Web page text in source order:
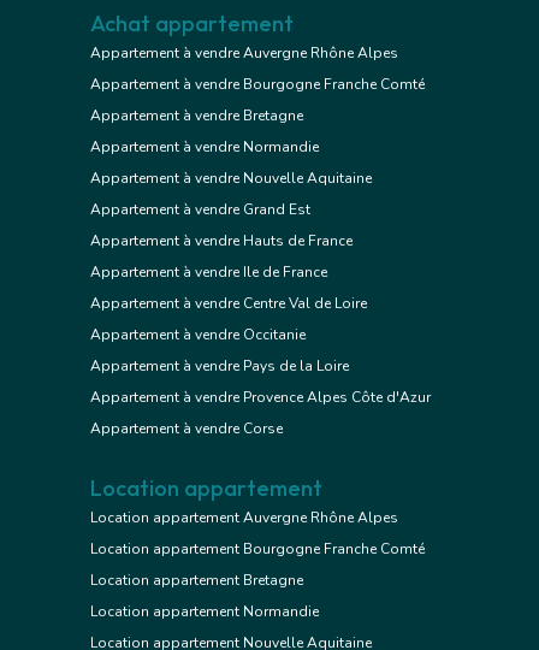
Achat appartement
Appartement à vendre Auvergne Rhône Alpes
Appartement à vendre Bourgogne Franche Comté
Appartement à vendre Bretagne
Appartement à vendre Normandie
Appartement à vendre Nouvelle Aquitaine
Appartement à vendre Grand Est
Appartement à vendre Hauts de France
Appartement à vendre Ile de France
Appartement à vendre Centre Val de Loire
Appartement à vendre Occitanie
Appartement à vendre Pays de la Loire
Appartement à vendre Provence Alpes Côte d'Azur
Appartement à vendre Corse
Location appartement
Location appartement Auvergne Rhône Alpes
Location appartement Bourgogne Franche Comté
Location appartement Bretagne
Location appartement Normandie
Location appartement Nouvelle Aquitaine